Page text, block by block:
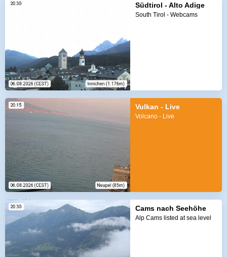
Südtirol - Alto Adige
South Tirol - Webcams
Vulkan - Live
Volcano - Live
Cams nach Seehöhe
Alp Cams listed at sea level